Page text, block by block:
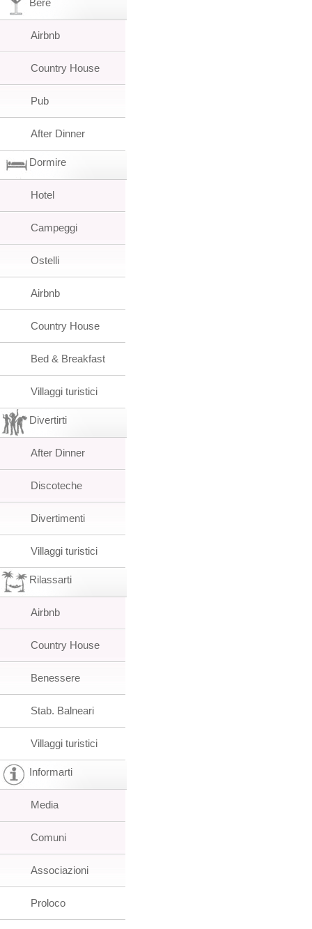
Bere
Airbnb
Country House
Pub
After Dinner
Dormire
Hotel
Campeggi
Ostelli
Airbnb
Country House
Bed & Breakfast
Villaggi turistici
Divertirti
After Dinner
Discoteche
Divertimenti
Villaggi turistici
Rilassarti
Airbnb
Country House
Benessere
Stab. Balneari
Villaggi turistici
Informarti
Media
Comuni
Associazioni
Proloco